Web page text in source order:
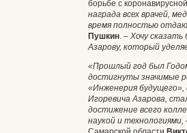
борьбе с
награда всех врачей,
время полностью
Пушкин. – Хочу
Азарову, который
«Прошлый год был
достигнуты значимые
«Инженерия
Игоревича Азарова,
достижение всего
наукой и технологиями,